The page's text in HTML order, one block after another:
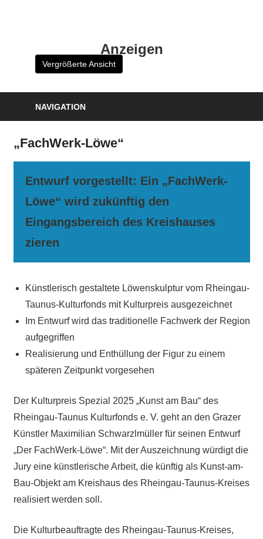
Anzeigen
Vergrößerte Ansicht
NAVIGATION
„FachWerk-Löwe“
Entwurf vorgestellt: Ein „FachWerk-
Löwe“ wird zukünftig den
Eingangsbereich des Kreishauses
zieren
Künstlerisch gestaltete Löwenskulptur vom Rheingau-
Taunus-Kulturfonds mit Kulturpreis ausgezeichnet
Im Entwurf wird das traditionelle Fachwerk der Region
aufgegriffen
Realisierung und Enthüllung der Figur zu einem
späteren Zeitpunkt vorgesehen
Der Kulturpreis Spezial 2025 „Kunst am Bau“ des
Rheingau-Taunus Kulturfonds e. V. geht an den Grazer
Künstler Maximilian Schwarzlmüller für seinen Entwurf
„Der FachWerk-Löwe“. Mit der Auszeichnung würdigt die
Jury eine künstlerische Arbeit, die künftig als Kunst-am-
Bau-Objekt am Kreishaus des Rheingau-Taunus-Kreises
realisiert werden soll.
Die Kulturbeauftragte des Rheingau-Taunus-Kreises,